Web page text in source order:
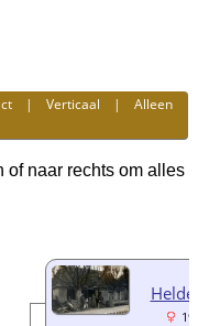
|Verticaal |Alleen
of naar rechts om alles